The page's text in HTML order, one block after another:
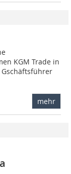
KGM Trade in
mehr